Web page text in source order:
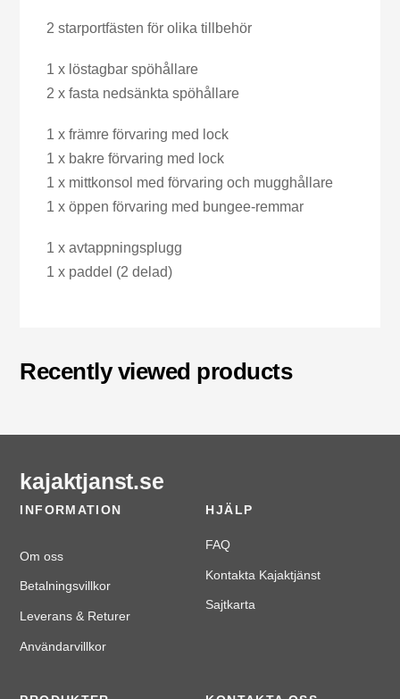
2 starportfästen för olika tillbehör
1 x löstagbar spöhållare
2 x fasta nedsänkta spöhållare
1 x främre förvaring med lock
1 x bakre förvaring med lock
1 x mittkonsol med förvaring och mugghållare
1 x öppen förvaring med bungee-remmar
1 x avtappningsplugg
1 x paddel (2 delad)
Recently viewed products
kajaktjanst.se
INFORMATION
Om oss
Betalningsvillkor
Leverans & Returer
Användarvillkor
HJÄLP
FAQ
Kontakta Kajaktjänst
Sajtkarta